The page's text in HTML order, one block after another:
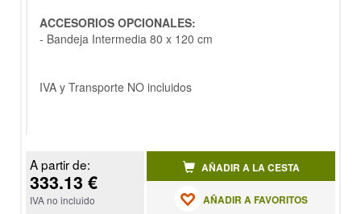
ACCESORIOS OPCIONALES:
- Bandeja Intermedia 80 x 120 cm
IVA y Transporte NO incluidos
A partir de:
333.13 €
IVA no incluido
AÑADIR A LA CESTA
AÑADIR A FAVORITOS